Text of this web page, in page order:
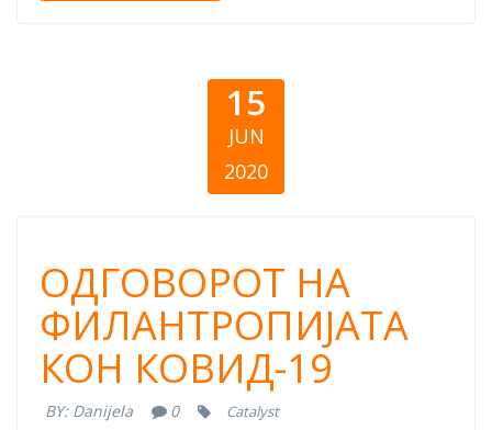
15
JUN
2020
ОДГОВОРОТ НА
КОН КОВИД-19
ОДГОВОРОТ НА
ФИЛАНТРОПИЈАТА
КОН КОВИД-19
BY: Danijela 0 Catalyst